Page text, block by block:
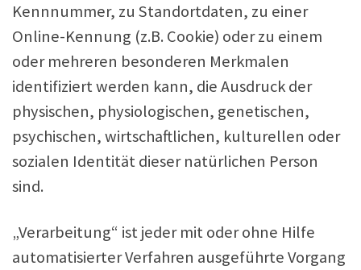
Kennnummer, zu Standortdaten, zu einer
Online-Kennung (z.B. Cookie) oder zu einem
oder mehreren besonderen Merkmalen
identifiziert werden kann, die Ausdruck der
physischen, physiologischen, genetischen,
psychischen, wirtschaftlichen, kulturellen oder
sozialen Identität dieser natürlichen Person
sind.
„Verarbeitung“ ist jeder mit oder ohne Hilfe
automatisierter Verfahren ausgeführte Vorgang